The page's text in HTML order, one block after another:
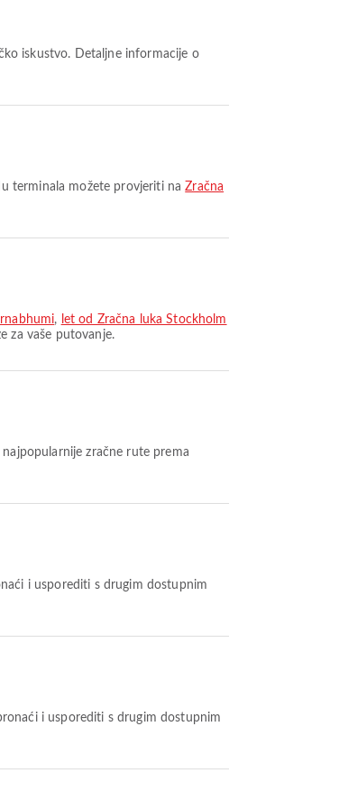
terminala možete provjeriti naZračna
, let od Zračna luka Stockholm
za vaše putovanje.
najpopularnije zračne rute prema